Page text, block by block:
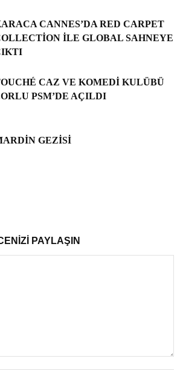
CANNES’DA RED CARPET
ILE GLOBAL SAHNEYE
CAZ VE KOMEDI KULÜBÜ
PSM’DE AÇILDI
GEZISI
PAYLAŞIN